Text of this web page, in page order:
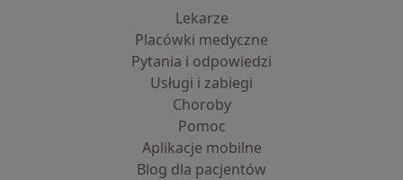
Lekarze
Placówki medyczne
Pytania i odpowiedzi
Usługi i zabiegi
Choroby
Pomoc
Aplikacje mobilne
Blog dla pacjentów